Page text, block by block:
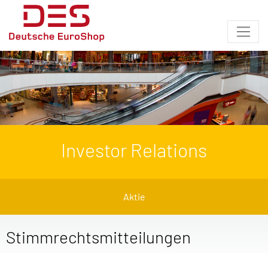
Investor Relations
Aktie
Stimmrechtsmitteilungen